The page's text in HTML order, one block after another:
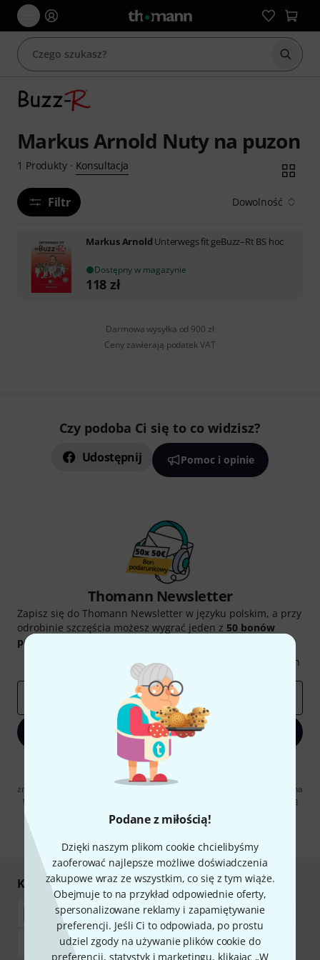
Podane z miłością!
Dzięki naszym plikom cookie chcielibyśmy
zaoferować najlepsze możliwe doświadczenia
zakupowe wraz ze wszystkim, co się z tym wiąże.
Obejmuje to na przykład odpowiednie oferty,
spersonalizowane reklamy i zapamiętywanie
preferencji. Jeśli Ci to odpowiada, po prostu
udziel zgody na używanie plików cookie do
preferencji, statystyk i marketingu, klikając „W
Markus Arnold Nuty na puzon
1 Produkty· Konsultacja
Filtr Dowolność
Markus Arnold Unterwegs fit geBuzz–Rt BS hoc
Dostępny w magazynie
118 zł
Darmowa wysyłka od 900 zł
Ceny zawierają podatek VAT
Czy podoba Ci się to co widzisz?
Udostępnij Pomoc i opinie
Thomann Newsletter
Zapisz się do Thomann Newsletter w języku polskim, a przy
odrobinie szczęścia możesz wygrać jeden z 50 bonów
podarunkowych
Oferty Spostrzeżenia Thomann
Zapisz się teraz
Klikając na „Zapisz się teraz”, wyrażasz zgodę na otrzymywanie
materialów reklamowych przesyłanych drogą elektroniczną. Możesz
zrezygnować z subskrypcji w dowolnym momencie. Więcej informacji na
temat newslettera można znaleźć w naszych
wytycznych dotyczących
ochrony danych ososbowych
Kupuj i płać bezpiecznie